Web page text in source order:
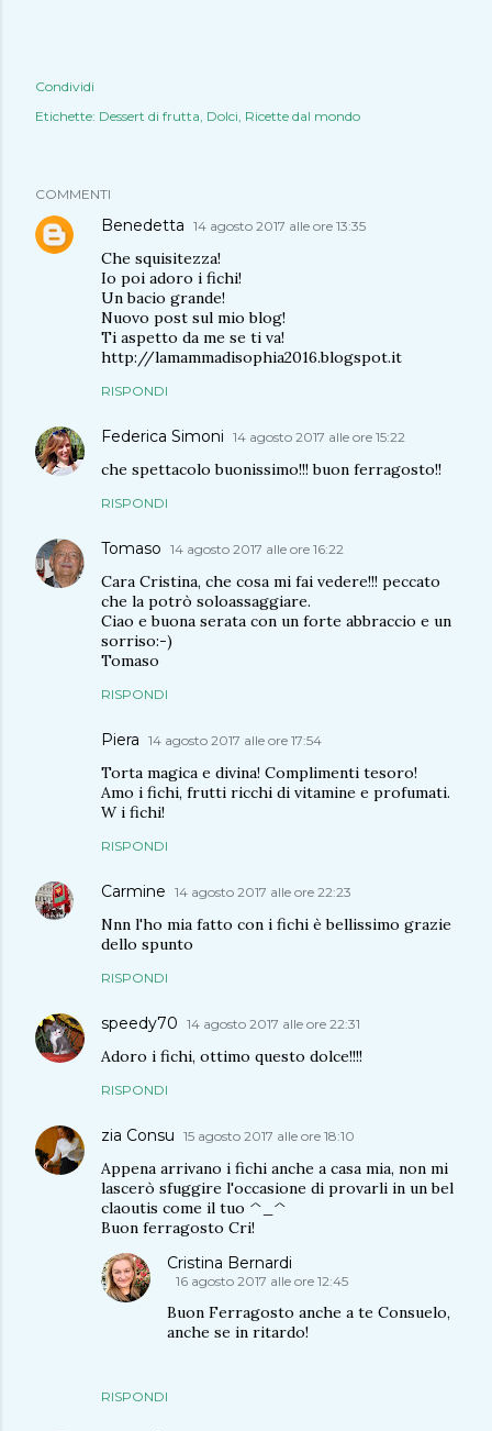
Condividi
Etichette: Dessert di frutta Dolci Ricette dal mondo
COMMENTI
Benedetta 14 agosto 2017 alle ore 13:35
Che squisitezza!
Io poi adoro i fichi!
Un bacio grande!
Nuovo post sul mio blog!
Ti aspetto da me se ti va!
http://lamammadisophia2016.blogspot.it
RISPONDI
Federica Simoni 14 agosto 2017 alle ore 15:22
che spettacolo buonissimo!!! buon ferragosto!!
RISPONDI
Tomaso 14 agosto 2017 alle ore 16:22
Cara Cristina, che cosa mi fai vedere!!! peccato
che la potrò soloassaggiare.
Ciao e buona serata con un forte abbraccio e un
sorriso:-)
Tomaso
RISPONDI
Piera 14 agosto 2017 alle ore 17:54
Torta magica e divina! Complimenti tesoro!
Amo i fichi, frutti ricchi di vitamine e profumati.
W i fichi!
RISPONDI
Carmine 14 agosto 2017 alle ore 22:23
Nnn l'ho mia fatto con i fichi è bellissimo grazie
dello spunto
RISPONDI
speedy70 14 agosto 2017 alle ore 22:31
Adoro i fichi, ottimo questo dolce!!!!
RISPONDI
zia Consu 15 agosto 2017 alle ore 18:10
Appena arrivano i fichi anche a casa mia, non mi
lascerò sfuggire l'occasione di provarli in un bel
claoutis come il tuo ^_^
Buon ferragosto Cri!
RISPONDI
Cristina Bernardi
16 agosto 2017 alle ore 12:45
Buon Ferragosto anche a te Consuelo,
anche se in ritardo!